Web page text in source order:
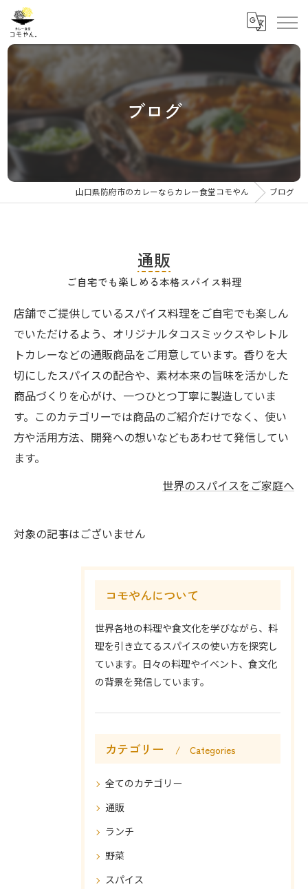
ブログ
山口県防府市のカレーならカレー食堂コモやん ブログ
通販
ご自宅でも楽しめる本格スパイス料理
店舗でご提供しているスパイス料理をご自宅でも楽しん
でいただけるよう、オリジナルタコスミックスやレトル
トカレーなどの通販商品をご用意しています。香りを大
切にしたスパイスの配合や、素材本来の旨味を活かした
商品づくりを心がけ、一つひとつ丁寧に製造していま
す。このカテゴリーでは商品のご紹介だけでなく、使い
方や活用方法、開発への想いなどもあわせて発信してい
ます。
世界のスパイスをご家庭へ
対象の記事はございません
コモやんについて
世界各地の料理や食文化を学びながら、料
理を引き立てるスパイスの使い方を探究し
ています。日々の料理やイベント、食文化
の背景を発信しています。
カテゴリー Categories
全てのカテゴリー
通販
ランチ
野菜
スパイス